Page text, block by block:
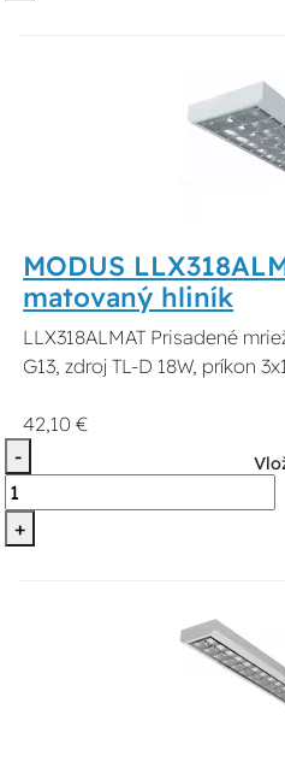
MODUS
matovaný hliník
LLX318ALMAT Prisadené
G13, zdroj TL-D 18W, príkon
42,10 €
-
+